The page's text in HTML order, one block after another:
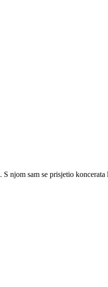
. S njom sam se prisjetio